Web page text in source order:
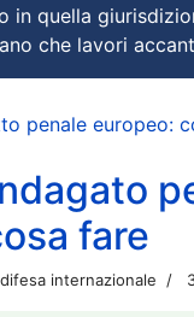
in quella
che lavori
penale europeo:
fare
internazionale